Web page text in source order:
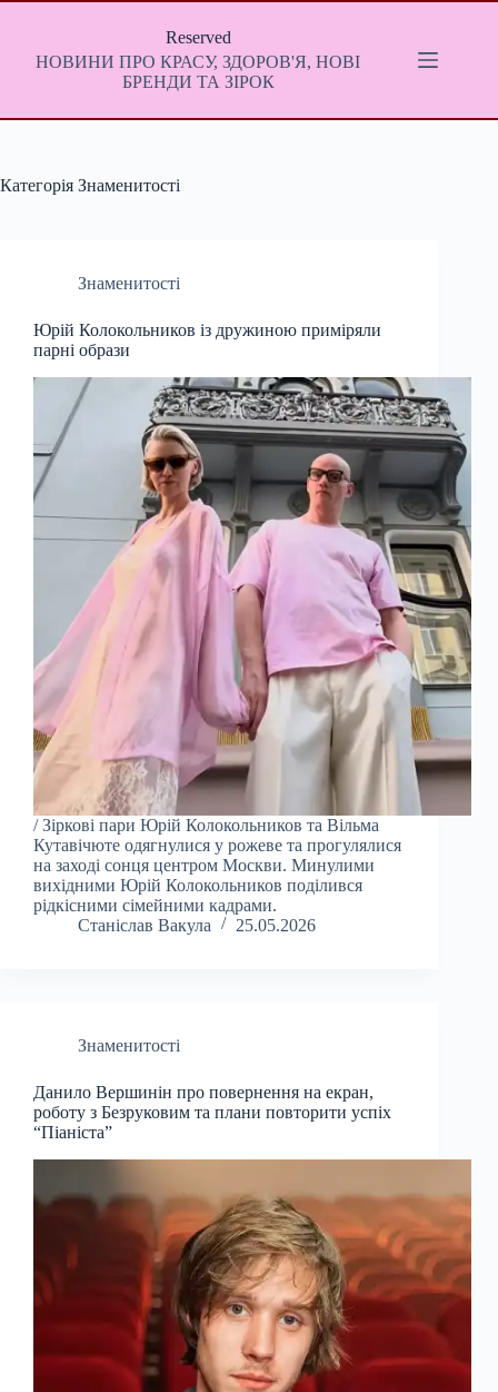
Перейти
Reserved
НОВИНИ ПРО КРАСУ, ЗДОРОВ'Я, НОВІ
БРЕНДИ ТА ЗІРОК
Категорія Знаменитості
Знаменитості
Юрій Колокольников із дружиною приміряли
парні образи
/ Зіркові пари Юрій Колокольников та Вільма
Кутавічюте одягнулися у рожеве та прогулялися
на заході сонця центром Москви. Минулими
вихідними Юрій Колокольников поділився
рідкісними сімейними кадрами.
Станіслав Вакула
25.05.2026
Знаменитості
Данило Вершинін про повернення на екран,
роботу з Безруковим та плани повторити успіх
“Піаніста”